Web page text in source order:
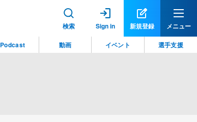
検索 Sign in 新規登録 メニュー
Podcast 動画 イベント 選手支援